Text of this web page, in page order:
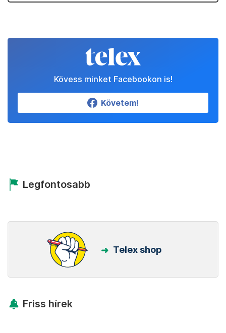
Kövess minket Facebookon is!
Követem!
Legfontosabb
Telex shop
Friss hírek